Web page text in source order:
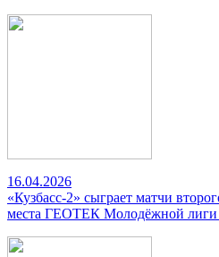
16.04.2026
«Кузбасс-2» сыграет матчи
места ГЕОТЕК Молодёжной лиги